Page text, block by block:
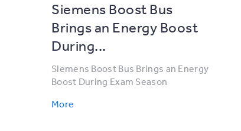
Siemens Boost Bus
Brings an Energy Boost
During...
Siemens Boost Bus Brings an Energy
Boost During Exam Season
More